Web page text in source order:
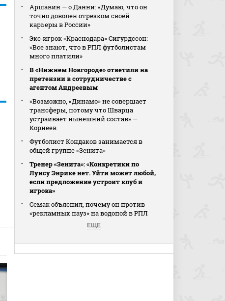
Аршавин — о Данни: «Думаю, что он
точно доволен отрезком своей
карьеры в России»
Экс‑игрок «Краснодара» Сигурдссон:
«Все знают, что в РПЛ футболистам
много платили»
В «Нижнем Новгороде» ответили на
претензии в сотрудничестве с
агентом Андреевым
«Возможно, «Динамо» не совершает
трансферы, потому что Шварца
устраивает нынешний состав» —
Корнеев
Футболист Кондаков занимается в
общей группе «Зенита»
Тренер «Зенита»: «Конкретики по
Луису Энрике нет. Уйти может любой,
если предложение устроит клуб и
игрока»
Семак объяснил, почему он против
«рекламных пауз» на водопой в РПЛ
ЕЩЕ